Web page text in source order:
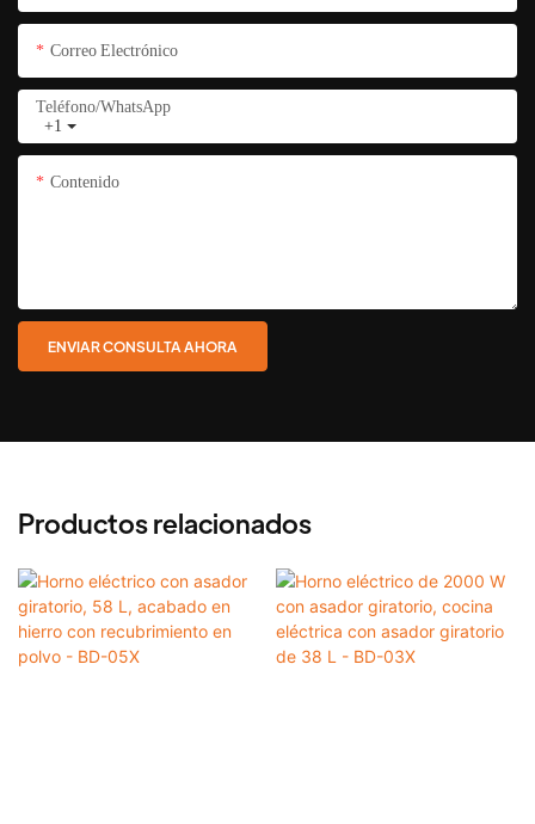
Correo Electrónico
+1
Teléfono/WhatsApp
Contenido
ENVIAR CONSULTA AHORA
Productos relacionados